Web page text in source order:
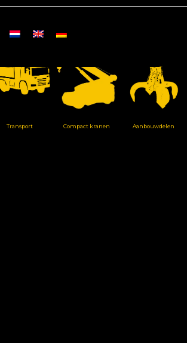
Transport Compact kranen Aanbouwdelen